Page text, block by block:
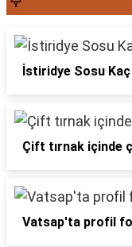
İstiridye Sosu
Çift tırnak içinde
Vatsap'ta profil